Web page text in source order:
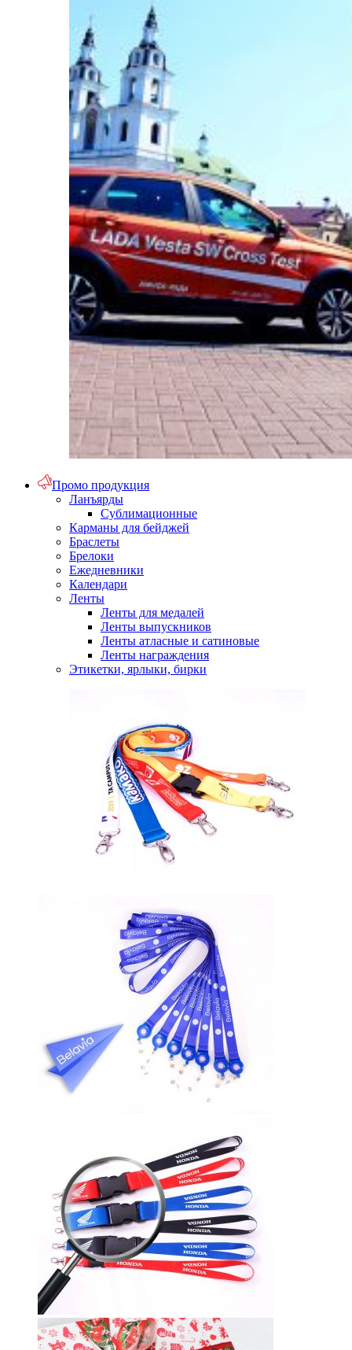
Промо продукция
Ланъярды
Сублимационные
Карманы для бейджей
Браслеты
Брелоки
Ежедневники
Календари
Ленты
Ленты для медалей
Ленты выпускников
Ленты атласные и сатиновые
Ленты награждения
Этикетки, ярлыки, бирки